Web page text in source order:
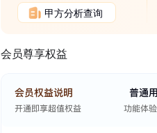
甲方分析查询
会员尊享权益